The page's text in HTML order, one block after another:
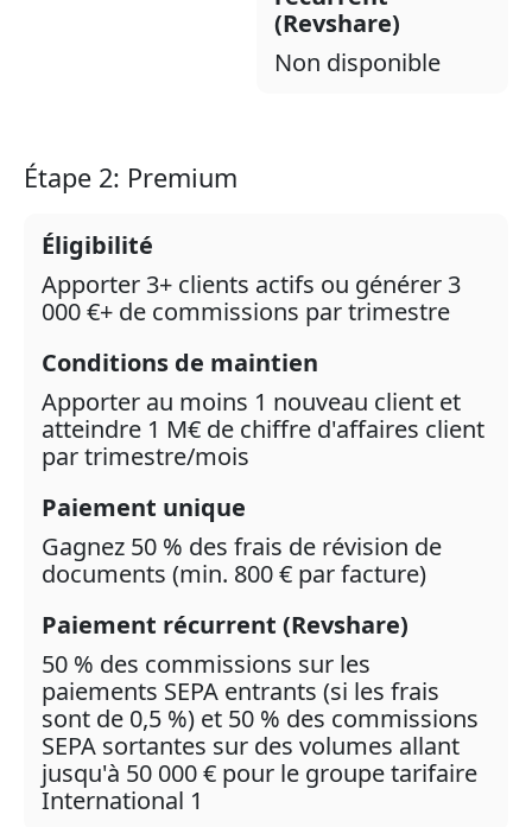
(Revshare)
Non disponible
Étape 2: Premium
Éligibilité
Apporter 3+ clients actifs ou générer 3
000 €+ de commissions par trimestre
Conditions de maintien
Apporter au moins 1 nouveau client et
atteindre 1 M€ de chiffre d'affaires client
par trimestre/mois
Paiement unique
Gagnez 50 % des frais de révision de
documents (min. 800 € par facture)
Paiement récurrent (Revshare)
50 % des commissions sur les
paiements SEPA entrants (si les frais
sont de 0,5 %) et 50 % des commissions
SEPA sortantes sur des volumes allant
jusqu'à 50 000 € pour le groupe tarifaire
International 1